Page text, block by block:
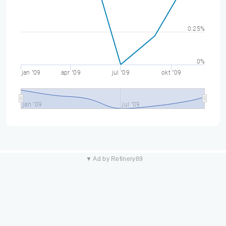
jan "09 apr "09 jul "09 okt "09
jan "09 jul "09
0%
0.25%
▼ Ad by Refinery89